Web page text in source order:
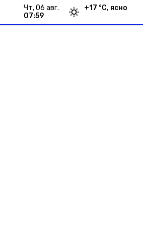
чт, 06 авг.
07:59
+17 °С, ясно